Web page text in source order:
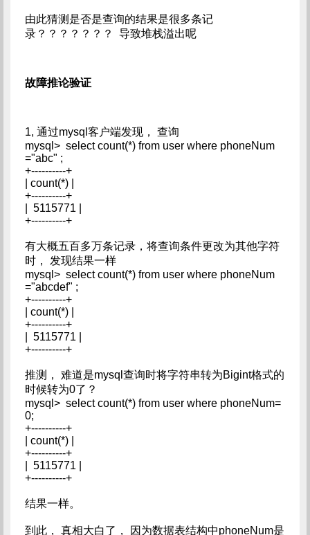
由此猜测是否是查询的结果是很多条记
录？？？？？？？ 导致堆栈溢出呢
故障推论验证
1, 通过mysql客户端发现， 查询
mysql> select count(*) from user where phoneNum
="abc" ;
+----------+
| count(*) |
+----------+
| 5115771 |
+----------+
有大概五百多万条记录，将查询条件更改为其他字符
时， 发现结果一样
mysql> select count(*) from user where phoneNum
="abcdef" ;
+----------+
| count(*) |
+----------+
| 5115771 |
+----------+
推测， 难道是mysql查询时将字符串转为Bigint格式的
时候转为0了？
mysql> select count(*) from user where phoneNum=
0;
+----------+
| count(*) |
+----------+
| 5115771 |
+----------+
结果一样。
到此， 真相大白了， 因为数据表结构中phoneNum是